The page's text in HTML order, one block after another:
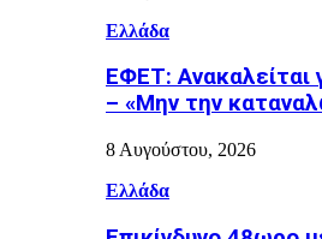
Ελλάδα
ΕΦΕΤ:
– «Μην την
8 Αυγούστου, 2026
Ελλάδα